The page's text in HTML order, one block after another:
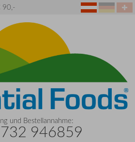
90,-
und Bestellannahme:
946859